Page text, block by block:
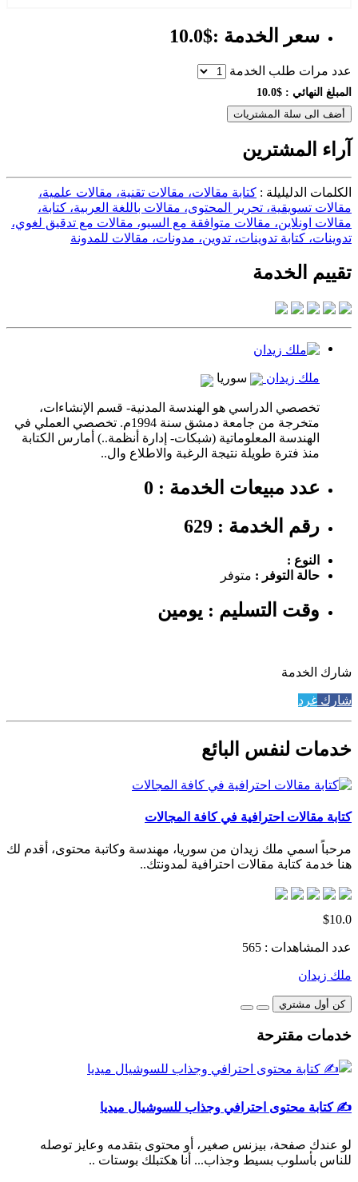
سعر الخدمة :$10.0
عدد مرات طلب الخدمة
المبلغ النهائي : $10.0
أضف الى سلة المشتريات
آراء المشترين
الكلمات الدليليلة : كتابة مقالات، مقالات تقنية، مقالات علمية،
مقالات تسويقية، تحرير المحتوى، مقالات باللغة العربية، كتابة،
مقالات اونلاين، مقالات متوافقة مع السيو، مقالات مع تدقيق لغوي،
تدوينات، كتابة تدوينات، تدوين، مدونات، مقالات للمدونة
تقييم الخدمة
ملك زيدان سوريا
تخصصي الدراسي هو الهندسة المدنية- قسم الإنشاءات،
متخرجة من جامعة دمشق سنة 1994م. تخصصي العملي في
الهندسة المعلوماتية (شبكات- إدارة أنظمة..) أمارس الكتابة
منذ فترة طويلة نتيجة الرغبة والاطلاع وال..
عدد مبيعات الخدمة : 0
رقم الخدمة : 629
النوع :
حالة التوفر : متوفر
وقت التسليم : يومين
شارك الخدمة
شارك غرد
خدمات لنفس البائع
كتابة مقالات احترافية في كافة المجالات
مرحباً اسمي ملك زيدان من سوريا، مهندسة وكاتبة محتوى، أقدم لك
هنا خدمة كتابة مقالات احترافية لمدونتك..
$10.0
عدد المشاهدات : 565
ملك زيدان
كن أول مشتري
خدمات مقترحة
✍️ كتابة محتوى احترافي وجذاب للسوشيال ميديا
لو عندك صفحة، بيزنس صغير، أو محتوى بتقدمه وعايز توصله
للناس بأسلوب بسيط وجذاب... أنا هكتبلك بوستات ..